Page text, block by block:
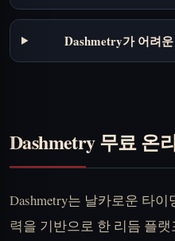
Dashmetry가 어려
Dashmetry 무료 온
Dashmetry는 날카로운 타
력을 기반으로 한 리듬 플